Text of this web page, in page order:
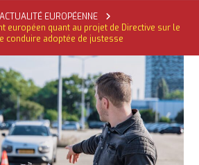
DE LA REPRÉSENTATION D’OCCITANIE EUROPE, NUMÉRIQUE- DIGITAL
ACTUALITÉ EUROPÉENNE
européen quant au projet de Directive sur le
conduire adoptée de justesse